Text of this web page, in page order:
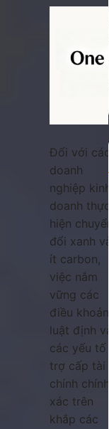
Đối với các
doanh
nghiệp kinh
doanh thực
hiện chuyển
đổi xanh và
ít carbon,
việc nắm
vững các
điều khoản
luật định và
các yếu tố
trợ cấp tài
chính chính
xác trên
khắp các